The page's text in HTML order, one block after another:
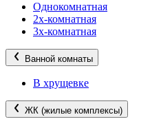
Однокомнатная
2х-комнатная
3х-комнатная
Ванной комнаты
В хрущевке
ЖК (жилые комплексы)